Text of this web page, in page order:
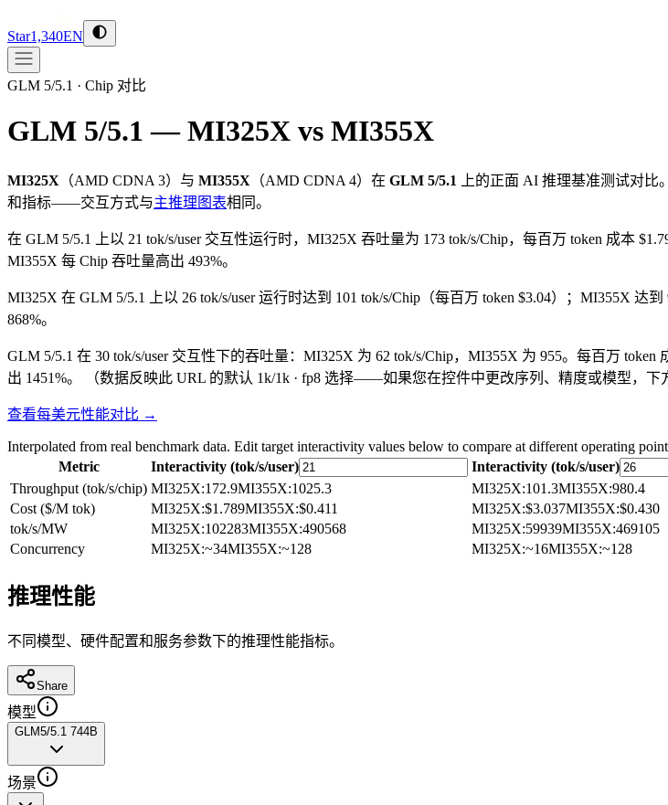
Star1,340EN
GLM 5/5.1 · Chip 对比
GLM 5/5.1 — MI325X vs MI355X
MI325X （AMD CDNA 3）与 MI355X （AMD CDNA 4）在 GLM 5/5.1
上的正面 AI 推理基准测试对
和指标——交互方式与主推理图表相同。
在 GLM 5/5.1 上以 21 tok/s/user 交互性运行时，MI325X 吞吐量为 173 tok/s/Chip，每百万 token 成本
MI355X 每 Chip 吞吐量高出 493%。
MI325X 在 GLM 5/5.1 上以 26 tok/s/user 运行时达到 101 tok/s/Chip（每百万 token $3.04）；MI355X 达
868%。
GLM 5/5.1 在 30 tok/s/user 交互性下的吞吐量：MI325X 为 62 tok/s/Chip，MI355X 为 955。每百万
出 1451%。
（数据反映此 URL 的默认 1k/1k · fp8 选择——如果您在控件中更改序列、精度或模型，下
查看每美元性能对比 →
Interpolated from real benchmark data. Edit target interactivity values below to compare at different operating
Metric
Interactivity (tok/s/user) Interactivity (tok/s/user)
Throughput (tok/s/chip) MI325X:172.9MI355X:1025.3 MI325X:101.3MI355X:980.4
Cost ($/M tok)
MI325X:$1.789MI355X:$0.411 MI325X:$3.037MI355X:$0.430
tok/s/MW
MI325X:102283MI355X:490568 MI325X:59939MI355X:469105
Concurrency
MI325X:~34MI355X:~128 MI325X:~16MI355X:~128
推理性能
不同模型、硬件配置和服务参数下的推理性能指标。
Share
模型
GLM5/5.1 744B
场景